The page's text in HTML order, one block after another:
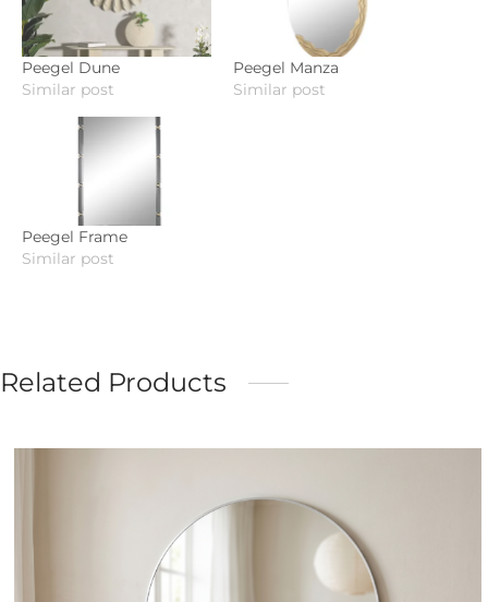
Peegel Dune
Similar post
Peegel Manza
Similar post
Peegel Frame
Similar post
Related Products